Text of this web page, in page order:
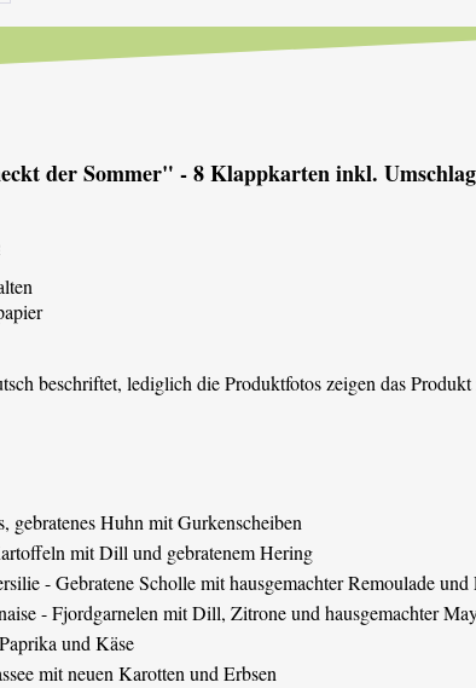
der Sommer" - 8 Klappkarten inkl.
beschriftet, lediglich die Produktfotos zeigen das
Huhn mit Gurkenscheiben
mit Dill und gebratenem Hering
- Gebratene Scholle mit hausgemachter Remoulade und
- Fjordgarnelen mit Dill, Zitrone und hausgemachter
und Käse
mit neuen Karotten und Erbsen